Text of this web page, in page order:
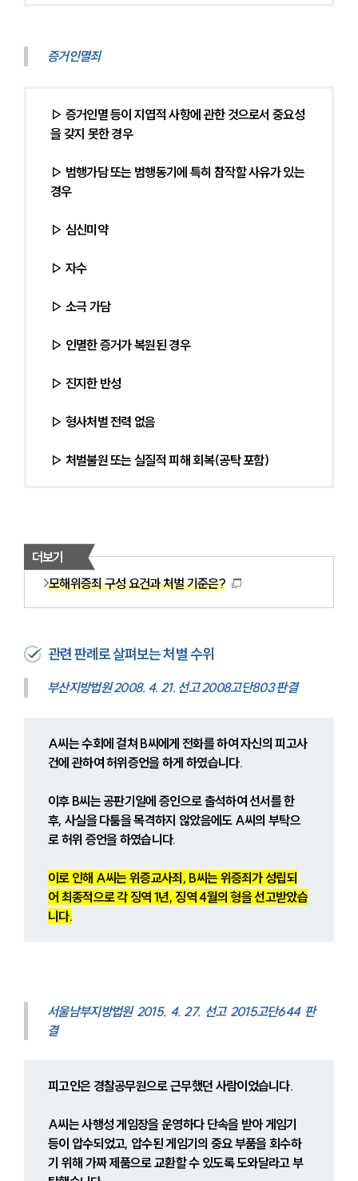
증거인멸죄
▷ 증거인멸 등이 지엽적 사항에 관한 것으로서 중요성
을 갖지 못한 경우
▷ 범행가담 또는 범행동기에 특히 참작할 사유가 있는
경우
▷ 심신미약
▷ 자수
▷ 소극 가담
▷ 인멸한 증거가 복원된 경우
▷ 진지한 반성
▷ 형사처벌 전력 없음
▷ 처벌불원 또는 실질적 피해 회복(공탁 포함)
더보기
모해위증죄 구성 요건과 처벌 기준은?
관련 판례로 살펴보는 처벌 수위
부산지방법원 2008. 4. 21. 선고 2008고단803 판결
A씨는 수회에 걸쳐 B씨에게 전화를 하여 자신의 피고사
건에 관하여 허위증언을 하게 하였습니다.
이후 B씨는 공판기일에 증인으로 출석하여 선서를 한
후, 사실을 다툼을 목격하지 않았음에도 A씨의 부탁으
로 허위 증언을 하였습니다.
이로 인해 A씨는 위증교사죄, B씨는 위증죄가 성립되
어 최종적으로 각 징역 1년, 징역 4월의 형을 선고받았습
니다.
서울남부지방법원 2015. 4. 27. 선고 2015고단644 판
결
피고인은 경찰공무원으로 근무했던 사람이었습니다.
A씨는 사행성 게임장을 운영하다 단속을 받아 게임기
등이 압수되었고, 압수된 게임기의 중요 부품을 회수하
기 위해 가짜 제품으로 교환할 수 있도록 도와달라고 부